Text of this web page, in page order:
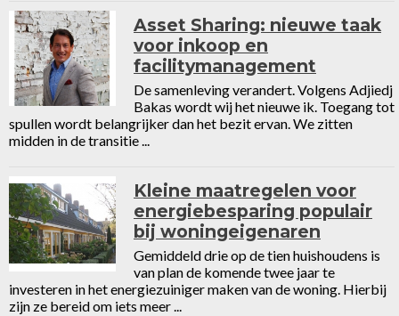
Asset Sharing: nieuwe taak
voor inkoop en
facilitymanagement
De samenleving verandert. Volgens Adjiedj
Bakas wordt wij het nieuwe ik. Toegang tot
spullen wordt belangrijker dan het bezit ervan. We zitten
midden in de transitie ...
Kleine maatregelen voor
energiebesparing populair
bij woningeigenaren
Gemiddeld drie op de tien huishoudens is
van plan de komende twee jaar te
investeren in het energiezuiniger maken van de woning. Hierbij
zijn ze bereid om iets meer ...